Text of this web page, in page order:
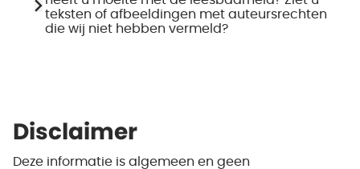
teksten of afbeeldingen met auteursrechten
die wij niet hebben vermeld?
Disclaimer
Deze informatie is algemeen en geen